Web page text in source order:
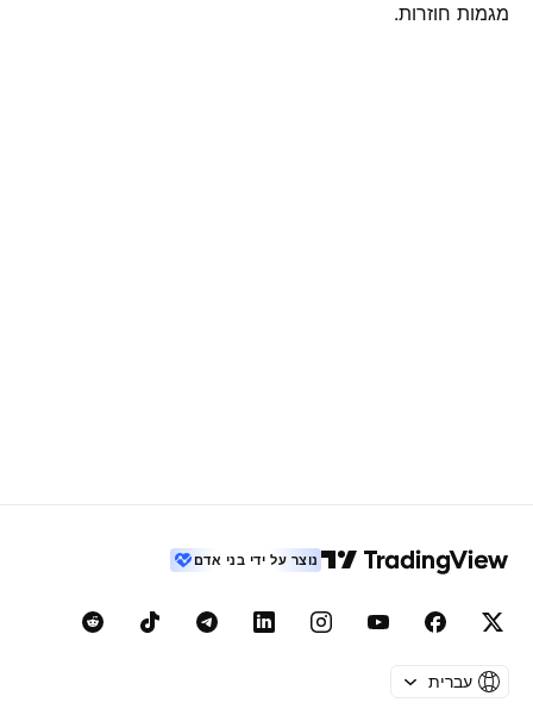
מגמות חוזרות.
נוצר על ידי בני אדם
עברית